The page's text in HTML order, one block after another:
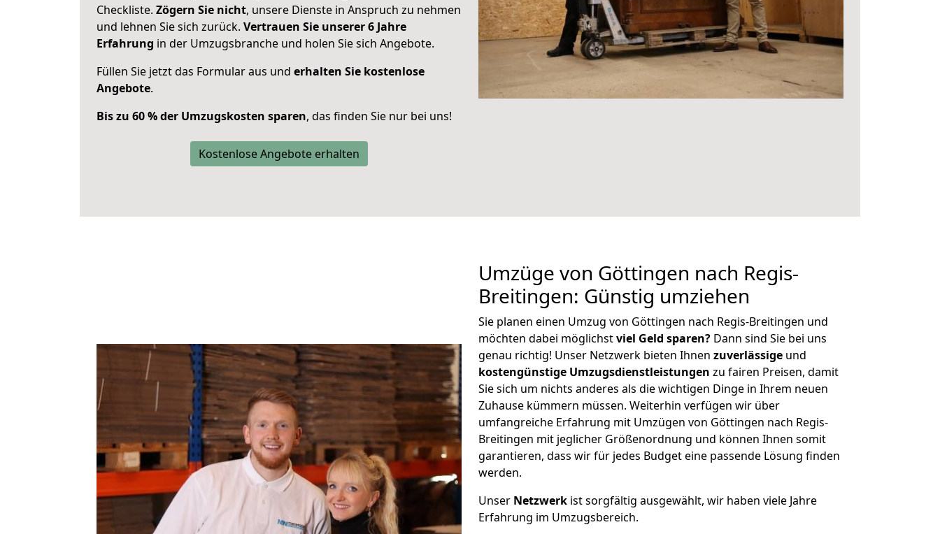
Checkliste. Zögern Sie nicht, unsere Dienste in Anspruch zu nehmen
und lehnen Sie sich zurück. Vertrauen Sie unserer 6 Jahre
Erfahrung in der Umzugsbranche und holen Sie sich Angebote.
Füllen Sie jetzt das Formular aus und erhalten Sie kostenlose
Angebote.
Bis zu 60 % der Umzugskosten sparen, das finden Sie nur bei uns!
Kostenlose Angebote erhalten
Umzüge von Göttingen nach Regis-
Breitingen: Günstig umziehen
Sie planen einen Umzug von Göttingen nach Regis-Breitingen und
möchten dabei möglichstviel Geld sparen? Dann sind Sie bei uns
genau richtig! Unser Netzwerk bieten Ihnen zuverlässige und
kostengünstige Umzugsdienstleistungen zu fairen Preisen, damit
Sie sich um nichts anderes als die wichtigen Dinge in Ihrem neuen
Zuhause kümmern müssen. Weiterhin verfügen wir über
umfangreiche Erfahrung mit Umzügen von Göttingen nach Regis-
Breitingen mit jeglicher Größenordnung und können Ihnen somit
garantieren, dass wir für jedes Budget eine passende Lösung finden
werden.
Unser Netzwerk ist sorgfältig ausgewählt, wir haben viele Jahre
Erfahrung im Umzugsbereich.